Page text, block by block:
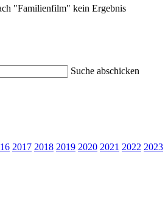
"Familienfilm" kein Ergebnis
Suche abschicken
2017 2018 2019 2020 2021 2022 2023